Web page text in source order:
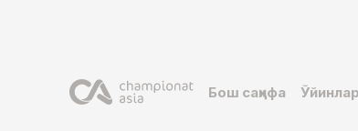
Бош саҳифа Ўйинлар